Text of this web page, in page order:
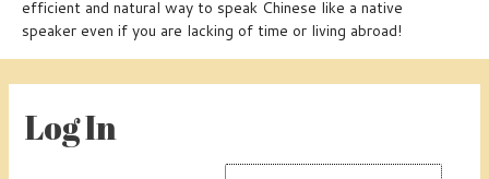
efficient and natural way to speak Chinese like a native
speaker even if you are lacking of time or living abroad!
Log In